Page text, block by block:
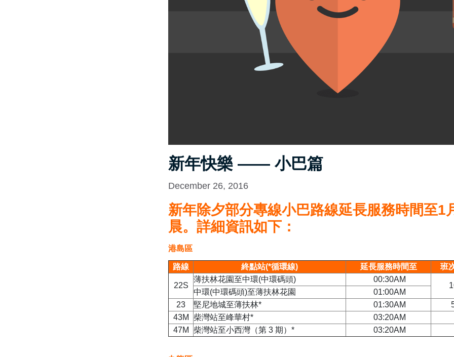
新年快樂 —— 小巴篇
December 26, 2016
新年除夕部分專線小巴路線延長服務時間至1
晨。詳細資訊如下：
港島區
路線 終點站(*循環線) 延長服務時間至 班
22S
薄扶林花園至中環(中環碼頭) 00:30AM
中環(中環碼頭)至薄扶林花園
01:00AM
23
堅尼地城至薄扶林* 01:30AM
43M
柴灣站至峰華村*
03:20AM
47M
柴灣站至小西灣（第 3 期）* 03:20AM